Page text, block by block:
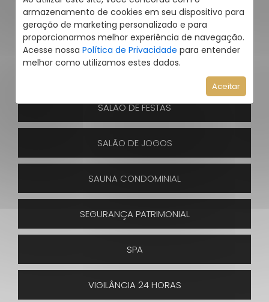
armazenamento de cookies em seu dispositivo para
geração de marketing personalizado e para
proporcionarmos melhor experiência de navegação.
Acesse nossa Política de Privacidade para entender
melhor como utilizamos estes dados.
Aceitar
QUIOSQUE
SALÃO DE FESTAS
SALÃO DE JOGOS
SAUNA CONDOMINIAL
SEGURANÇA PATRIMONIAL
SPA
VIGILÂNCIA 24 HORAS